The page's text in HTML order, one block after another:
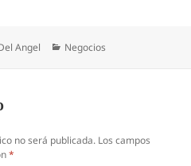
Angel Categorías
Negocios
no será publicada. Los campos
*